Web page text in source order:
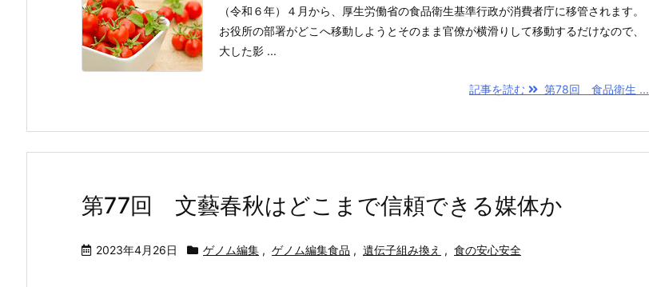
（令和６年）４月から、厚生労働省の食品衛生基準行政が消費者庁に移管されます。
お役所の部署がどこへ移動しようとそのまま官僚が横滑りして移動するだけなので、
大した影 ...
記事を読む 第78回 食品衛生 ...
第77回 文藝春秋はどこまで信頼できる媒体か
2023年4月26日 ゲノム編集 , ゲノム編集食品 , 遺伝子組み換え , 食の安心安全